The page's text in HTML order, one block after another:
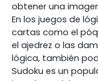
obtener una
En los juegos de
cartas como el
el ajedrez o las
lógica, también
Sudoku es un